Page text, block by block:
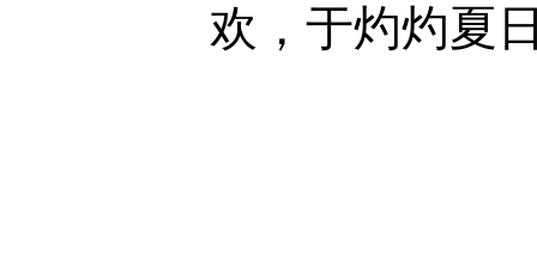
欢，于灼灼夏